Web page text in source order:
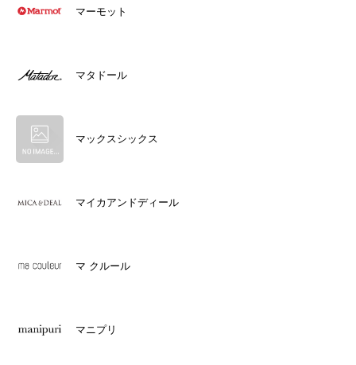
マーモット
マタドール
マックスシックス
マイカアンドディール
マ クルール
マニプリ